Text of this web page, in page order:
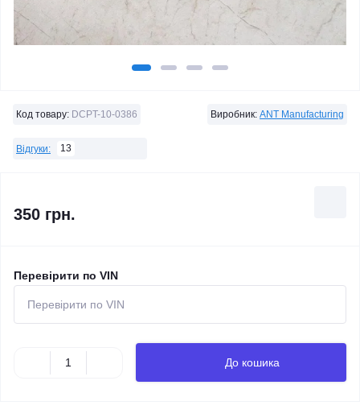
Код товару: DCPT-10-0386 Виробник: ANT Manufacturing
Відгуки: 13
350 грн.
Перевірити по VIN
До кошика